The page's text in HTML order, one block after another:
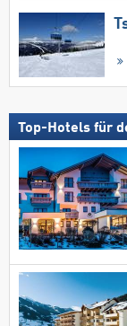
Top-Hotels für